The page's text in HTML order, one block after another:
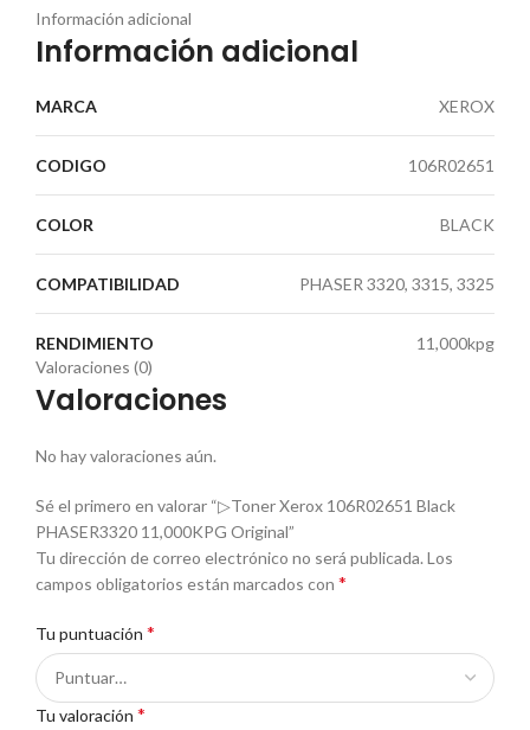
Información adicional
Información adicional
MARCA XEROX
CODIGO 106R02651
COLOR BLACK
COMPATIBILIDAD PHASER 3320, 3315, 3325
RENDIMIENTO
11,000kpg
Valoraciones (0)
Valoraciones
No hay valoraciones aún.
Sé el primero en valorar “▷Toner Xerox 106R02651 Black
PHASER3320 11,000KPG Original”
Tu dirección de correo electrónico no será publicada.Los
campos obligatorios están marcados con *
Tu puntuación *
Tu valoración *